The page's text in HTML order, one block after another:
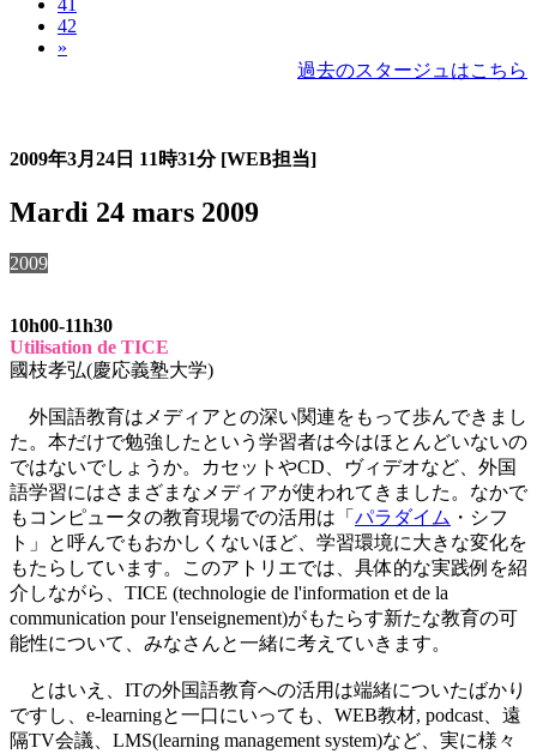
42
»
過去のスタージュはこちら
2009年3月24日 11時31分 [WEB担当]
Mardi 24 mars 2009
2009
10h00-11h30
Utilisation de TICE
國枝孝弘(慶応義塾大学)
外国語教育はメディアとの深い関連をもって歩んできまし
た。本だけで勉強したという学習者は今はほとんどいないの
ではないでしょうか。カセットやCD、ヴィデオなど、外国
語学習にはさまざまなメディアが使われてきました。なかで
もコンピュータの教育現場での活用は「 パラダイム ・シフ
ト」と呼んでもおかしくないほど、学習環境に大きな変化を
もたらしています。このアトリエでは、具体的な実践例を紹
介しながら、TICE (technologie de l'information et de la
communication pour l'enseignement)がもたらす新たな教育の可
能性について、みなさんと一緒に考えていきます。
とはいえ、ITの外国語教育への活用は端緒についたばかり
ですし、e-learningと一口にいっても、WEB教材, podcast、遠
隔TV会議、LMS(learning management system)など、実に様々